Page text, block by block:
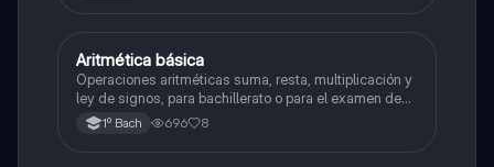
Matemáticas
Aritmética básica
Operaciones aritméticas suma, resta, multiplicación y
ley de signos, para bachillerato o para el examen de
admisión a la universidad
1º Bach 696 8